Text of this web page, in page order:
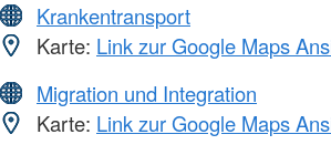
Krankentransport
Karte: Link zur Google Maps
Migration und Integration
Karte: Link zur Google Maps